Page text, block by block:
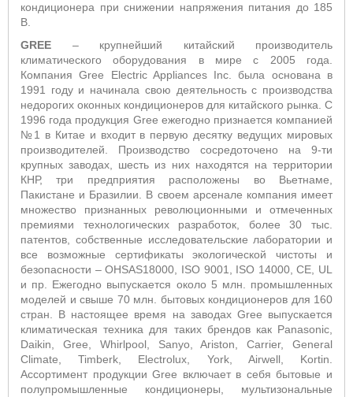
кондиционера при снижении напряжения питания до 185
В.
GREE – крупнейший китайский производитель
климатического оборудования в мире с 2005 года.
Компания Gree Electric Appliances Inc. была основана в
1991 году и начинала свою деятельность с производства
недорогих оконных кондиционеров для китайского рынка. С
1996 года продукция Gree ежегодно признается компанией
№1 в Китае и входит в первую десятку ведущих мировых
производителей. Производство сосредоточено на 9-ти
крупных заводах, шесть из них находятся на территории
КНР, три предприятия расположены во Вьетнаме,
Пакистане и Бразилии. В своем арсенале компания имеет
множество признанных революционными и отмеченных
премиями технологических разработок, более 30 тыс.
патентов, собственные исследовательские лаборатории и
все возможные сертификаты экологической чистоты и
безопасности – OHSAS18000, ISO 9001, ISO 14000, CE, UL
и пр. Ежегодно выпускается около 5 млн. промышленных
моделей и свыше 70 млн. бытовых кондиционеров для 160
стран. В настоящее время на заводах Gree выпускается
климатическая техника для таких брендов как Panasonic,
Daikin, Gree, Whirlpool, Sanyo, Ariston, Carrier, General
Climate, Timberk, Electrolux, York, Airwell, Kortin.
Ассортимент продукции Gree включает в себя бытовые и
полупромышленные кондиционеры, мультизональные